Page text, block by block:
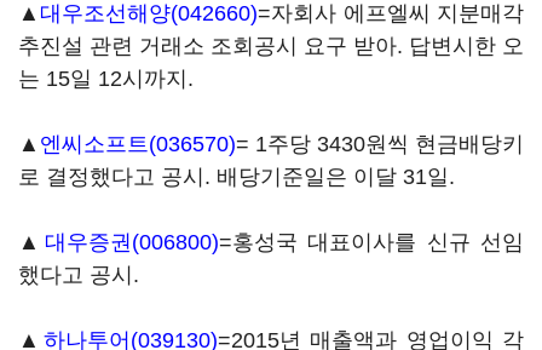
▲ 대우조선해양(042660)=자회사 에프엘씨 지분매각
추진설 관련 거래소 조회공시 요구 받아. 답변시한 오
는 15일 12시까지.
▲ 엔씨소프트(036570)= 1주당 3430원씩 현금배당키
로 결정했다고 공시. 배당기준일은 이달 31일.
▲ 대우증권(006800)=홍성국 대표이사를 신규 선임
했다고 공시.
▲ 하나투어(039130)=2015년 매출액과 영업이익 각